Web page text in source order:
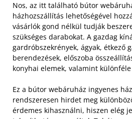
Nos, az itt található bútor
házhozszállítás lehetőségével
vásárlók gond nélkül tudják
szükséges darabokat. A gazdag
gardróbszekrények, ágyak, étkező
berendezések, előszoba
konyhai elemek, valamint
Ez a bútor webáruház ingyenes
rendszeresen hirdet meg
érdemes kihasználni, hiszen elég